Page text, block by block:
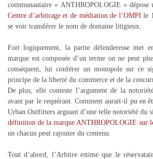
communautaire « ANTHROPOLOGIE » dépose
Centre d’arbitrage et de médiation de l’OMPI le
se voir transférer le nom de domaine litigieux.
Fort logiquement, la partie défenderesse met
marque est composée d’un terme on ne peut
conséquent, lui conférer un monopole sur ce
principe de la liberté du commerce et de la
De plus, elle conteste l’argument de la
avant par le requérant. Comment aurait-il pu en
Urban Outfitters arguant d’une telle notoriété du
définition de la marque ANTHROPOLOGIE sur
un chacun peut rajouter du contenu.
Tout d’abord, l’Arbitre estime que le